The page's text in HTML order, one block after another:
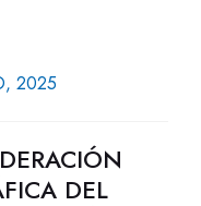
2025
DEL